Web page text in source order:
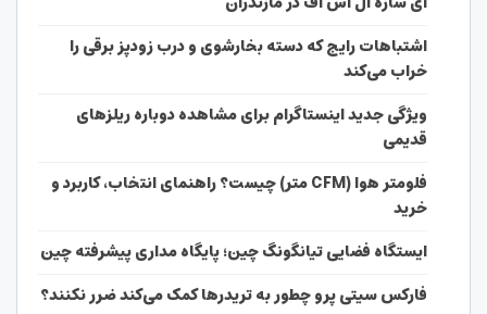
اشتباهات رایج که دسته بخارشوی و درب زودپز برقی را
خراب می‌کند
ویژگی جدید اینستاگرام برای مشاهده دوباره ریلزهای
قدیمی
فلومتر هوا (CFM متر) چیست؟ راهنمای انتخاب، کاربرد و
خرید
ایستگاه فضایی تیانگونگ چین؛ پایگاه مداری پیشرفته چین
فارکس سیتی پرو چطور به تریدرها کمک می‌کند ضرر نکنند؟